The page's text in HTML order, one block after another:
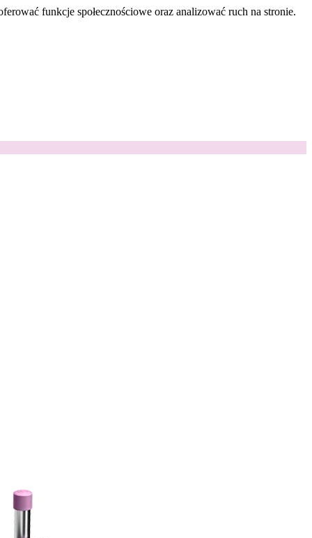
funkcje społecznościowe oraz analizować ruch na stronie.